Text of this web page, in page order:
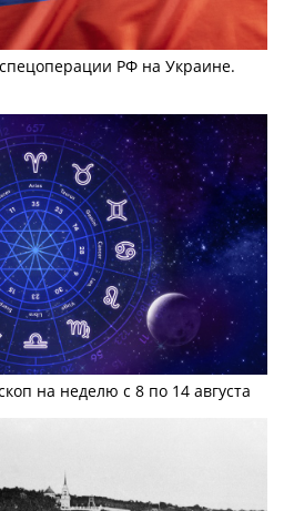
РФ на Украине.
на неделю с 8 по 14 августа